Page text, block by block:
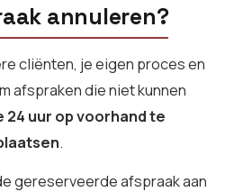
annuleren?
cliënten, je eigen proces en
afspraken die niet kunnen
uur op voorhand te
.
gereserveerde afspraak aan